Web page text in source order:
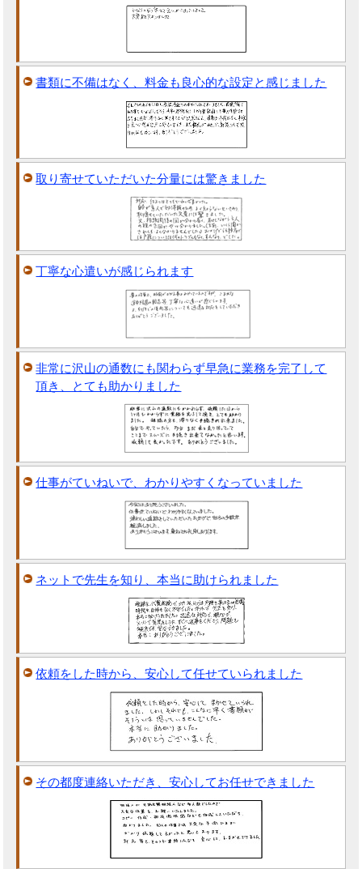
書類に不備はなく、料金も良心的な設定と感じました
取り寄せていただいた分量には驚きました
丁寧な心遣いが感じられます
非常に沢山の通数にも関わらず早急に業務を完了して
頂き、とても助かりました
仕事がていねいで、わかりやすくなっていました
ネットで先生を知り、本当に助けられました
依頼をした時から、安心して任せていられました
その都度連絡いただき、安心してお任せできました